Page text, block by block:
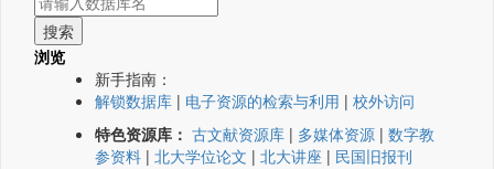
浏览
新手指南：
解锁数据库 | 电子资源的检索与利用 | 校外访问
特色资源库： 古文献资源库 | 多媒体资源 | 数字教
参资料 | 北大学位论文 | 北大讲座 | 民国旧报刊